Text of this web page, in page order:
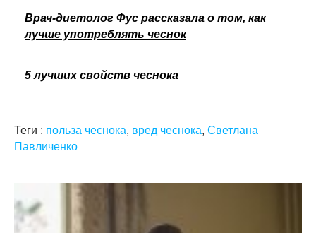
Врач-диетолог Фус рассказала о том, как
лучше употреблять чеснок
5 лучших свойств чеснока
Теги : польза чеснока, вред чеснока, Светлана
Павличенко